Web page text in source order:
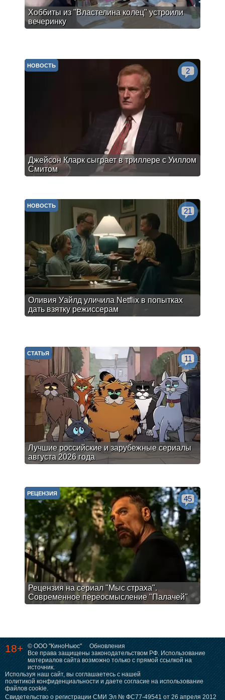
Хоббиты из "Властелина колец" устроили
вечеринку
Джейсон Кларк сыграет в триллере с Уиллом
Смитом
НОВОСТЬ
2
Оливия Уайлд уличила Netflix в попытках
дать взятку режиссерам
НОВОСТЬ
21
Лучшие российские и зарубежные сериалы
августа 2026 года
СТАТЬЯ
11
Рецензия на сериал "Мыс страха".
Современное переосмысление "Палачей"
РЕЦЕНЗИЯ
45
18+ © ООО "КиноНьюс"
Обновления
Все права защищены законодательством РФ. Использование
материалов сайта возможно только с прямой ссылкой на
источник.
Используя наш сайт, вы соглашаетесь с нашей
политикой конфиденциальности и даете согласие на использование
файлов cookie.
Свидетельство о регистрации СМИ Эл № ФС77-49541 от 26 апреля 2012